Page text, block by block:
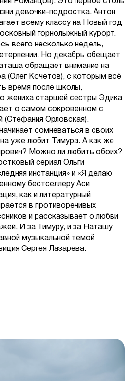
Романцов). Это первое столь
девочки-подростка. Антон
всему классу на Новый год
горнолыжный курорт.
всего несколько недель,
Но декабрь обещает
обращает внимание на
(Олег Кочетов), с которым всё
время после школы,
жениха старшей сестры Эдика
о самом сокровенном с
(Стефания Орловская).
сомневаться в своих
уже любит Тимура. А как же
Можно ли любить обоих?
сериал Ольги
инстанция» и «Я делаю
бестселлеру Аси
как и литературный
в противоречивых
и рассказывает о любви
И за Тимуру, и за Наташу
музыкальной темой
Сергея Лазарева.